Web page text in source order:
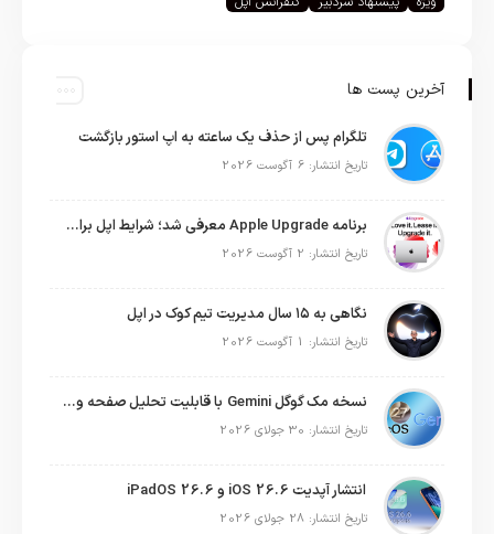
آخرین پست ها
تلگرام پس از حذف یک ساعته به اپ استور بازگشت
تاریخ انتشار: 6 آگوست 2026
برنامه Apple Upgrade معرفی شد؛ شرایط اپل برای اجاره آیفون، آیپد، مک و اپل واچ
تاریخ انتشار: 2 آگوست 2026
نگاهی به ۱۵ سال مدیریت تیم کوک در اپل
تاریخ انتشار: 1 آگوست 2026
نسخه مک گوگل Gemini با قابلیت تحلیل صفحه و دستورات صوتی در به‌روزرسانی جدید
تاریخ انتشار: 30 جولای 2026
انتشار آپدیت iOS 26.6 و iPadOS 26.6
تاریخ انتشار: 28 جولای 2026